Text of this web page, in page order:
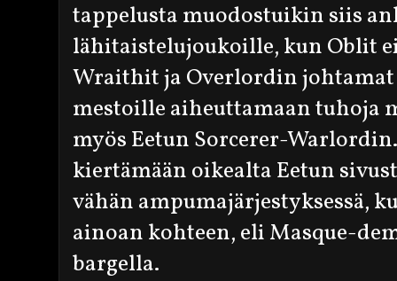
tappelusta muodostuikin siis
lähitaistelujoukoille, kun Oblit
Wraithit ja Overlordin
mestoille aiheuttamaan tuhoja
myös Eetun Sorcerer-
kiertämään oikealta Eetun
vähän ampumajärjestyksessä,
ainoan kohteen, eli Masque-
bargella.